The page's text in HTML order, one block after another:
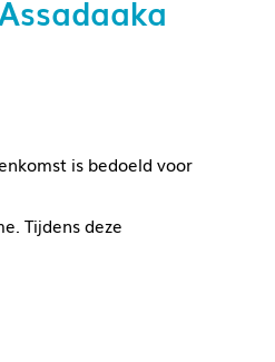
is bedoeld voor
Tijdens deze